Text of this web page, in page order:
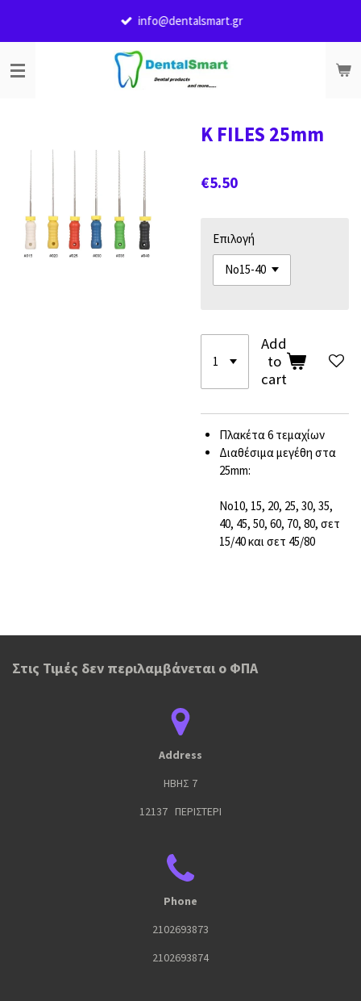
content
info@dentalsmart.gr
K FILES 25mm
€5.50
Επιλογή
Add
to
cart
Πλακέτα 6 τεμαχίων
Διαθέσιμα μεγέθη στα
25mm:
Νο10, 15, 20, 25, 30, 35,
40, 45, 50, 60, 70, 80, σετ
15/40 και σετ 45/80
Στις Τιμές δεν περιλαμβάνεται ο ΦΠΑ
Address
ΗΒΗΣ 7
12137 ΠΕΡΙΣΤΕΡΙ
Phone
2102693873
2102693874